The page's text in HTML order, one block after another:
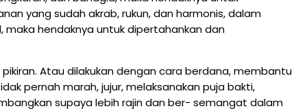
yang sudah akrab, rukun, dan harmonis, dalam
maka hendaknya untuk dipertahankan dan
Atau dilakukan dengan cara berdana, membantu
pernah marah, jujur, melaksanakan puja bakti,
supaya lebih rajin dan ber- semangat dalam